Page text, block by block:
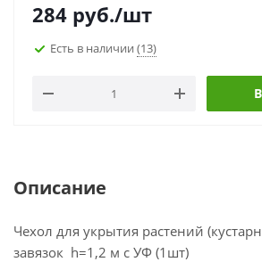
284 руб./шт
Есть в наличии (13)
Описание
Чехол для укрытия растений
завязок h=1,2 м с УФ (1шт)